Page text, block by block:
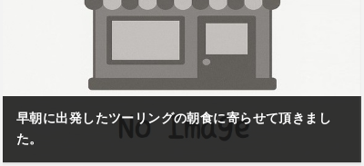
早朝に出発したツーリングの朝食に寄らせて頂きまし
た。